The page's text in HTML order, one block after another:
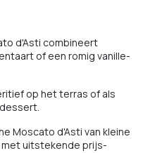
d'Asti combineert
of een romig vanille-
op het terras of als
Moscato d'Asti van kleine
met uitstekende prijs-